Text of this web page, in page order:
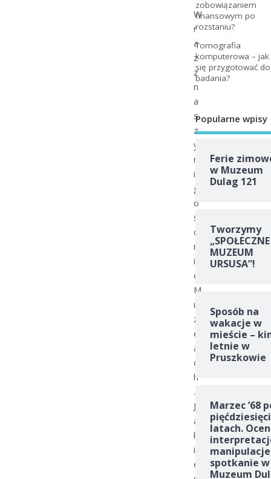
W
r
a
z
z
n
a
s
z
y
m
i
g
o
ś
ć
m
i
o
M
u
z
e
a
c
h
.
J
a
k
i
e
zobowiązaniem
finansowym po
rozstaniu?
Tomografia
komputerowa – jak
się przygotować do
badania?
Popularne wpisy
Ferie
w Muzeum
Dulag 121
Tworzymy
„SPOŁECZNE
MUZEUM
URSUSA”!
Sposób na
wakacje w
mieście –
letnie w
Pruszkowie
Marzec ’68
latach.
spotkanie w
Muzeum